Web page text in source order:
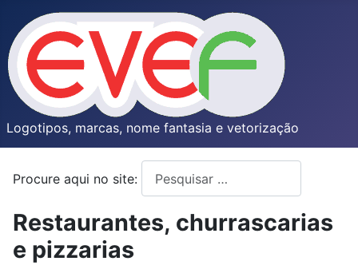
Logotipos, marcas, nome fantasia e vetorização
Procure aqui no site:
Restaurantes, churrascarias
e pizzarias